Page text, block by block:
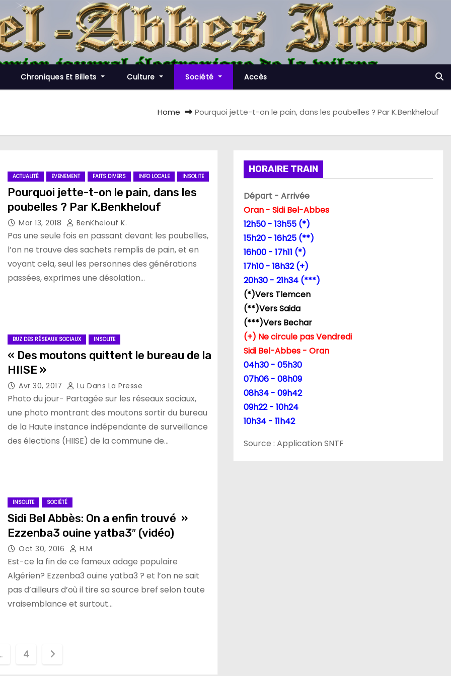
Chroniques Et Billets Culture Société Accès
Home Pourquoi jette-t-on le pain, dans les poubelles ? Par K.Benkhelouf
ACTUALITÉ EVENEMENT FAITS DIVERS INFO LOCALE INSOLITE
Pourquoi jette-t-on le pain, dans les
poubelles ? Par K.Benkhelouf
Mar 13, 2018 BenKhelouf K.
Pas une seule fois en passant devant les poubelles,
l’on ne trouve des sachets remplis de pain, et en
voyant cela, seul les personnes des générations
passées, exprimes une désolation…
BUZ DES RÉSEAUX SOCIAUX INSOLITE
« Des moutons quittent le bureau de la
HIISE »
Avr 30, 2017 Lu Dans La Presse
Photo du jour- Partagée sur les réseaux sociaux,
une photo montrant des moutons sortir du bureau
de la Haute instance indépendante de surveillance
des élections (HIISE) de la commune de…
INSOLITE SOCIÉTÉ
Sidi Bel Abbès: On a enfin trouvé »
Ezzenba3 ouine yatba3″ (vidéo)
Oct 30, 2016 H.M
Est-ce la fin de ce fameux adage populaire
Algérien? Ezzenba3 ouine yatba3 ? et l’on ne sait
pas d’ailleurs d’où il tire sa source bref selon toute
vraisemblance et surtout…
4
HORAIRE TRAIN
Départ - Arrivée
Oran - Sidi Bel-Abbes
12h50 - 13h55 (*)
15h20 - 16h25 (**)
16h00 - 17h11 (*)
17h10 - 18h32 (+)
20h30 - 21h34 (***)
(*)Vers Tlemcen
(**)Vers Saida
(***)Vers Bechar
(+) Ne circule pas Vendredi
Sidi Bel-Abbes - Oran
04h30 - 05h30
07h06 - 08h09
08h34 - 09h42
09h22 - 10h24
10h34 - 11h42
Source : Application SNTF